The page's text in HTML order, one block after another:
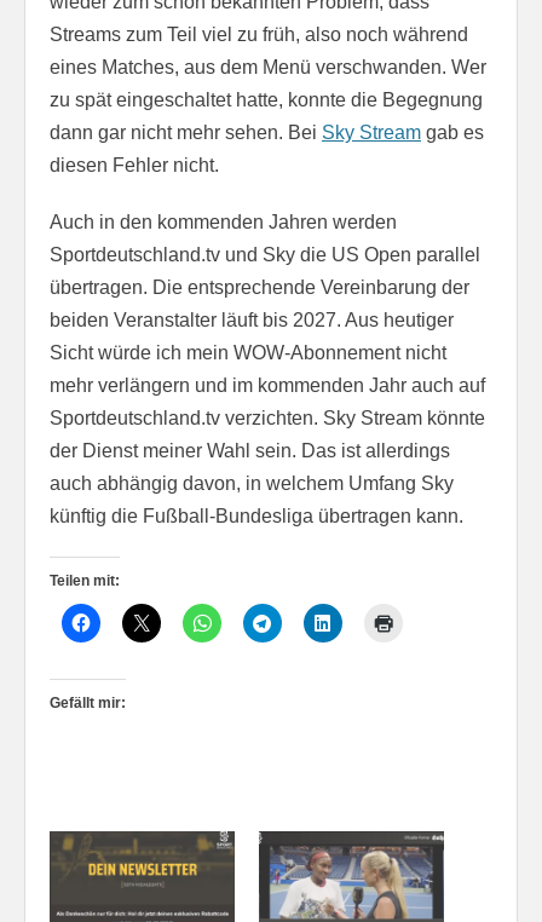
Streams zum Teil viel zu früh, also noch während
eines Matches, aus dem Menü verschwanden. Wer
zu spät eingeschaltet hatte, konnte die Begegnung
dann gar nicht mehr sehen. Bei Sky Stream gab es
diesen Fehler nicht.
Auch in den kommenden Jahren werden
Sportdeutschland.tv und Sky die US Open parallel
übertragen. Die entsprechende Vereinbarung der
beiden Veranstalter läuft bis 2027. Aus heutiger
Sicht würde ich mein WOW-Abonnement nicht
mehr verlängern und im kommenden Jahr auch auf
Sportdeutschland.tv verzichten. Sky Stream könnte
der Dienst meiner Wahl sein. Das ist allerdings
auch abhängig davon, in welchem Umfang Sky
künftig die Fußball-Bundesliga übertragen kann.
Teilen mit:
Gefällt mir: